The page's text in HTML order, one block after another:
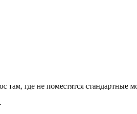
там, где не поместятся стандартные